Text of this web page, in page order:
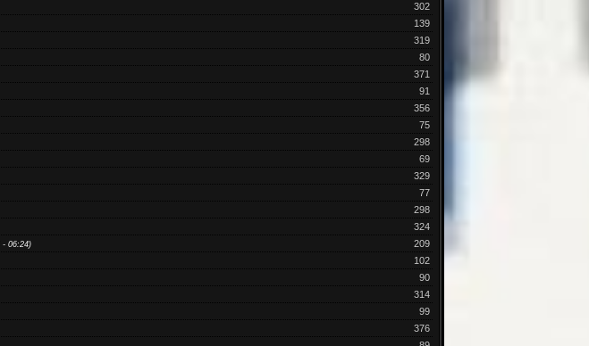
302
139
319
80
371
91
356
75
298
69
329
77
298
324
209
- 06:24)
102
90
314
99
376